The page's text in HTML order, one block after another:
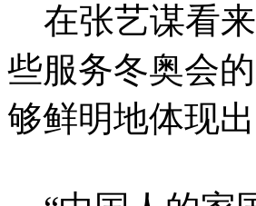
在张艺谋看来
些服务冬奥会
够鲜明地体现